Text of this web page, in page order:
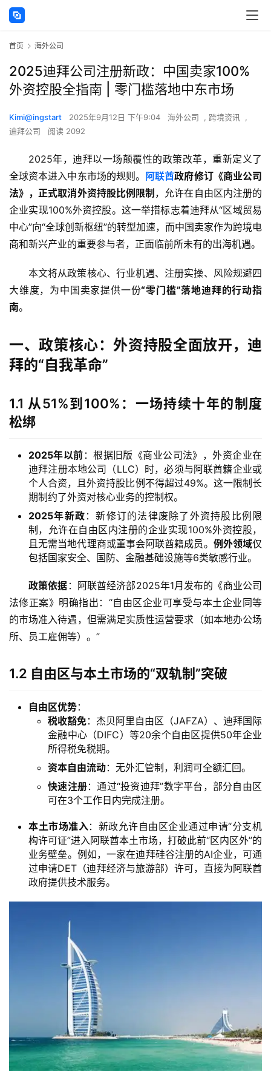
首页 海外公司
2025迪拜公司注册新政：中国卖家100%
外资控股全指南 | 零门槛落地中东市场
Kimi@ingstart 2025年9月12日 下午9:04 海外公司 , 跨境资讯 ,
迪拜公司
阅读 2092
2025年，迪拜以一场颠覆性的政策改革，重新定义了
全球资本进入中东市场的规则。 阿联酋政府修订《商业公司
法》，正式取消外资持股比例限制 ，允许在自由区内注册的
企业实现100%外资控股。这一举措标志着迪拜从“区域贸易
中心”向“全球创新枢纽”的转型加速，而中国卖家作为跨境电
商和新兴产业的重要参与者，正面临前所未有的出海机遇。
本文将从政策核心、行业机遇、注册实操、风险规避四
大维度，为中国卖家提供一份“零门槛”落地迪拜的行动指
南。
一、政策核心：外资持股全面放开，迪
拜的“自我革命”
1.1 从51%到100%：一场持续十年的制度
松绑
2025年以前 ：根据旧版《商业公司法》，外资企业在
迪拜注册本地公司（LLC）时，必须与阿联酋籍企业或
个人合资，且外资持股比例不得超过49%。这一限制长
期制约了外资对核心业务的控制权。
2025年新政 ：新修订的法律废除了外资持股比例限
制，允许在自由区内注册的企业实现100%外资控股，
且无需当地代理商或董事会阿联酋籍成员。 例外领域仅
包括国家安全、国防、金融基础设施等6类敏感行业。
政策依据 ：阿联酋经济部2025年1月发布的《商业公司
法修正案》明确指出：“自由区企业可享受与本土企业同等
的市场准入待遇，但需满足实质性运营要求（如本地办公场
所、员工雇佣等）。”
1.2 自由区与本土市场的“双轨制”突破
自由区优势：
税收豁免：杰贝阿里自由区（JAFZA）、迪拜国际
金融中心（DIFC）等20余个自由区提供50年企业
所得税免税期。
资本自由流动：无外汇管制，利润可全额汇回。
快速注册：通过“投资迪拜”数字平台，部分自由区
可在3个工作日内完成注册。
本土市场准入：新政允许自由区企业通过申请“分支机
构许可证”进入阿联酋本土市场，打破此前“区内区外”的
业务壁垒。例如，一家在迪拜硅谷注册的AI企业，可通
过申请DET（迪拜经济与旅游部）许可，直接为阿联酋
政府提供技术服务。